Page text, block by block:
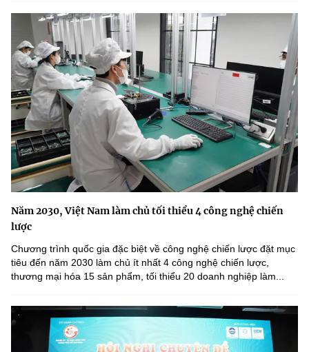
Năm 2030, Việt Nam làm chủ tối thiểu 4 công nghệ chiến
lược
Chương trình quốc gia đặc biệt về công nghệ chiến lược đặt mục
tiêu đến năm 2030 làm chủ ít nhất 4 công nghệ chiến lược,
thương mại hóa 15 sản phẩm, tối thiểu 20 doanh nghiệp làm...